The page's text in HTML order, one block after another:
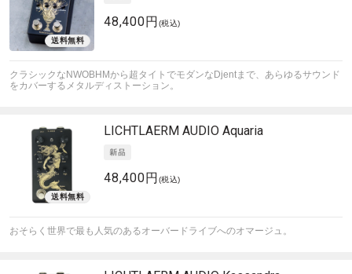
48,400円 (税込)
クラシックなNWOBHMから超タイトでモダンなDjentまで、あらゆるサウンド
をカバーするメタルディストーション。
LICHTLAERM AUDIO Aquaria
48,400円 (税込)
おそらく世界で最も人気のあるオーバードライブへのオマージュ。